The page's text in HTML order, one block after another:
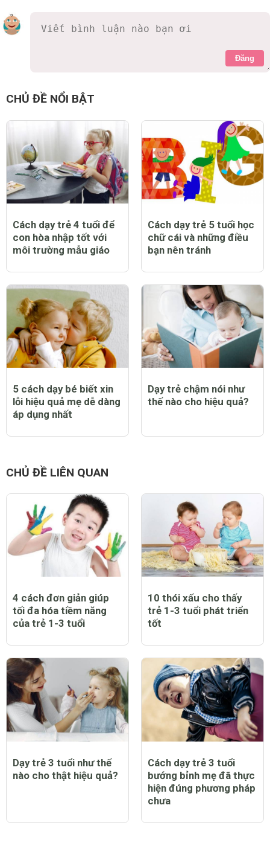
Đăng
CHỦ ĐỀ NỔI BẬT
Cách dạy trẻ 4 tuổi để
con hòa nhập tốt với
môi trường mẫu giáo
Cách dạy trẻ 5 tuổi học
chữ cái và những điều
bạn nên tránh
5 cách dạy bé biết xin
lỗi hiệu quả mẹ dễ dàng
áp dụng nhất
Dạy trẻ chậm nói như
thế nào cho hiệu quả?
CHỦ ĐỀ LIÊN QUAN
4 cách đơn giản giúp
tối đa hóa tiềm năng
của trẻ 1-3 tuổi
10 thói xấu cho thấy
trẻ 1-3 tuổi phát triển
tốt
Dạy trẻ 3 tuổi như thế
nào cho thật hiệu quả?
Cách dạy trẻ 3 tuổi
bướng bỉnh mẹ đã thực
hiện đúng phương pháp
chưa